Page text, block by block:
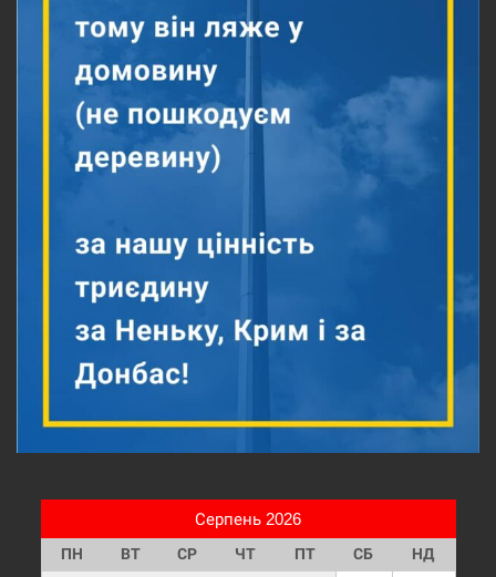
Серпень 2026
ПН ВТ СР ЧТ ПТ СБ НД